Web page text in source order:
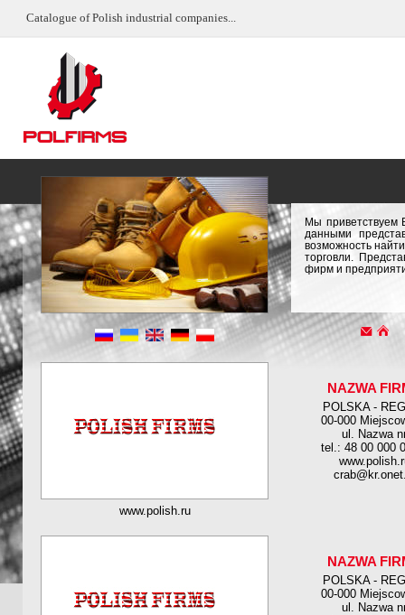
Catalogue of Polish industrial companies...
Мы приветствуем
данными
возможность
торговли.
фирм и
NAZWA
POLSKA -
00-000
ul. Nazwa
tel.: 48 00 000
www.polish.ru
NAZWA
POLSKA -
00-000
ul. Nazwa